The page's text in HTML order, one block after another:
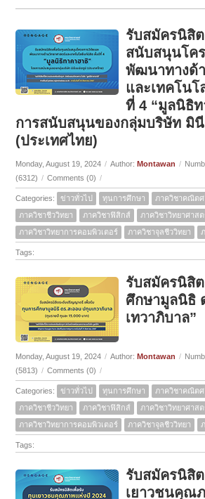
รับสมัครนิสิ
สนับสนุนโค
พัฒนาทางด้
และเทคโน
ที่ 4 “มูลนิธิ
การสนับสนุนของกลุ่มบริษัท มิ
(ประเทศไทย)
Monday, August 19, 2024 / Author:Montawan /
(6312) / Comments (0) /
Categories: ข่าวทั่วไป ทุนการศึกษา ภาควิชาคณิตศ
ภาควิชาชีววิทยา
ภาควิชาฟิสิกส์
ภาควิชาวิทยาศาสต
ภาควิชาวิทยาการคอมพิวเตอร์
ภาควิชาจุลชีววิทยา
Tags:
รับสมัครนิสิ
ศึกษามูลนิธิ
เทวาภิบาล”
Monday, August 19, 2024 / Author:Montawan /
(5813) / Comments (0) /
Categories: ข่าวทั่วไป ทุนการศึกษา ภาควิชาคณิตศ
ภาควิชาชีววิทยา
ภาควิชาฟิสิกส์
ภาควิชาวิทยาศาสต
ภาควิชาวิทยาการคอมพิวเตอร์
ภาควิชาจุลชีววิทยา
Tags:
รับสมัครนิสิ
เยาวชนคุณ